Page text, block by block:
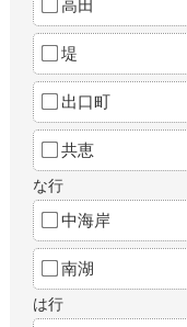
高田
堤
出口町
共恵
な行
中海岸
南湖
は行